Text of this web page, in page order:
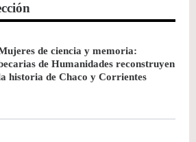
de ciencia y memoria:
de Humanidades reconstruyen
historia de Chaco y Corrientes